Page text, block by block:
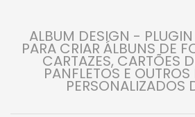
ALBUM DESIGN -
PARA CRIAR ÁLBUNS DE
CARTAZES, CARTÕES
PANFLETOS E
PERSONALIZADOS